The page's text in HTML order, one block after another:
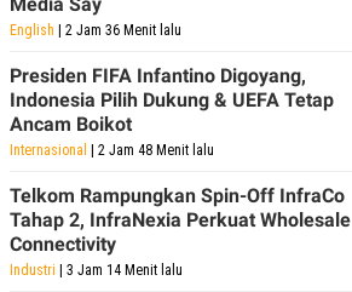
English | 2 Jam 36 Menit lalu
Presiden FIFA Infantino Digoyang,
Indonesia Pilih Dukung & UEFA Tetap
Ancam Boikot
Internasional | 2 Jam 48 Menit lalu
Telkom Rampungkan Spin-Off InfraCo
Tahap 2, InfraNexia Perkuat Wholesale
Connectivity
Industri | 3 Jam 14 Menit lalu